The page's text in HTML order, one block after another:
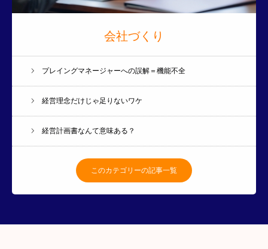
会社づくり
プレイングマネージャーへの誤解＝機能不全
経営理念だけじゃ足りないワケ
経営計画書なんて意味ある？
このカテゴリーの記事一覧